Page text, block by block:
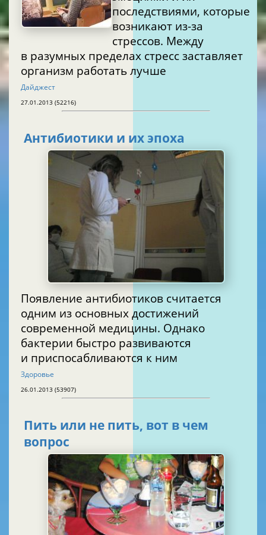
последствиями, которые
возникают из-за
стрессов. Между
в разумных пределах стресс заставляет
организм работать лучше
Дайджест
27.01.2013 (52216)
Антибиотики и их эпоха
Появление антибиотиков считается
одним из основных достижений
современной медицины. Однако
бактерии быстро развиваются
и приспосабливаются к ним
Здоровье
26.01.2013 (53907)
Пить или не пить, вот в чем
вопрос